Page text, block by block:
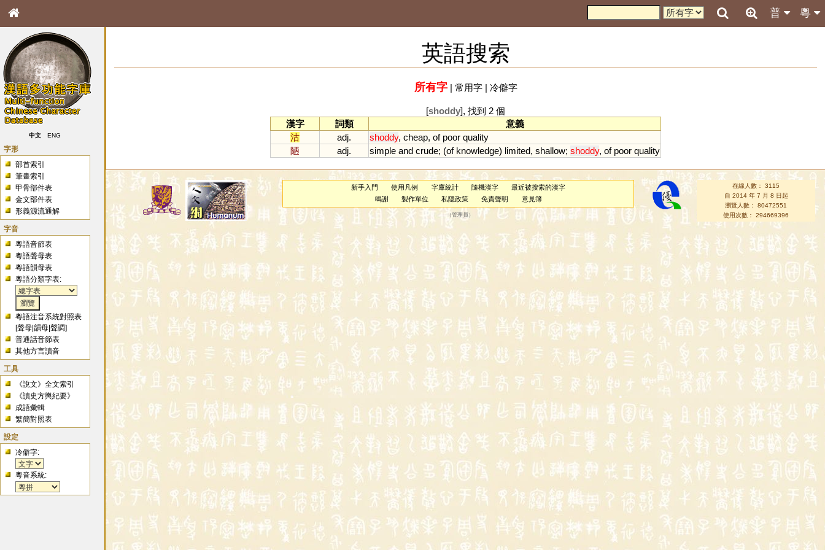
粵
普
中文 ENG
字形
部首索引
筆畫索引
甲骨部件表
金文部件表
形義源流通解
字音
粵語音節表
粵語聲母表
粵語韻母表
粵語分類字表:
粵語注音系統對照表
[聲母 |韻母 |聲調]
普通話音節表
其他方言讀音
工具
《說文》全文索引
《讀史方輿紀要》
成語彙輯
繁簡對照表
設定
冷僻字:
粵音系統:
英語搜索
所有字| 常用字| 冷僻字
[shoddy], 找到 2 個
漢字
詞類
意義
沽
adj. shoddy, cheap, of poor quality
陋
adj. simple and crude; (of knowledge) limited, shallow; shoddy, of poor quality
新手入門 使用凡例 字庫統計 隨機漢字
最近被搜索的漢字
鳴謝
製作單位 私隱政策 免責聲明 意見簿
（管理員 ）
在線人數： 3115
自 2014 年 7 月 8 日起
瀏覽人數： 80472551
使用次數： 294669396